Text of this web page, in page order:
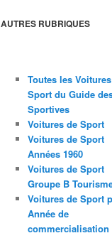
AUTRES RUBRIQUES
Toutes les
Sport du Guide
Sportives
Voitures de Sport
Voitures de Sport
Années 1960
Voitures de Sport
Groupe B
Voitures de Sport
Année de
commercialisation